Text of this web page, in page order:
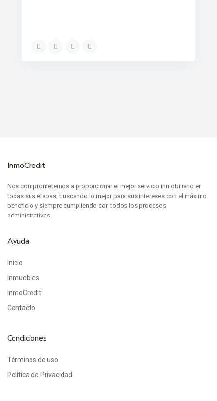
InmoCredit
Nos comprometemos a proporcionar el mejor servicio inmobiliario en
todas sus etapas, buscando lo mejor para sus intereses con el máximo
beneficio y siempre cumpliendo con todos los procesos
administrativos.
Ayuda
Inicio
Inmuebles
InmoCredit
Contacto
Condiciones
Términos de uso
Política de Privacidad